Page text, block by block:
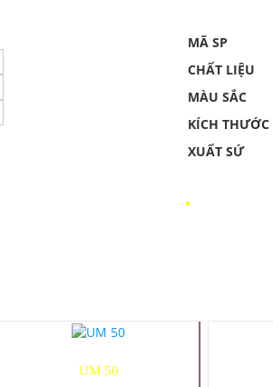
MÃ SP
CHẤT LIỆU
MÀU SẮC
KÍCH THƯỚC
XUẤT SỨ
UM 50